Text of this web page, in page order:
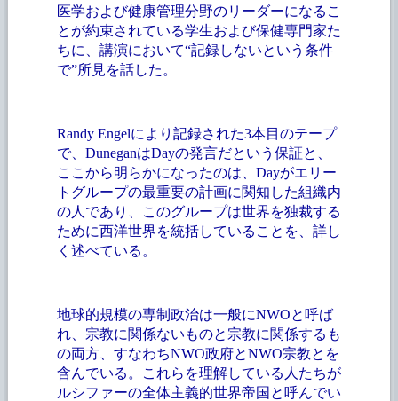
医学および健康管理分野のリーダーになるこ
とが約束されている学生および保健専門家た
ちに、講演において“記録しないという条件
で”所見を話した。
Randy Engelにより記録された3本目のテープ
で、DuneganはDayの発言だという保証と、
ここから明らかになったのは、Dayがエリー
トグループの最重要の計画に関知した組織内
の人であり、このグループは世界を独裁する
ために西洋世界を統括していることを、詳し
く述べている。
地球的規模の専制政治は一般にNWOと呼ば
れ、宗教に関係ないものと宗教に関係するも
の両方、すなわちNWO政府とNWO宗教とを
含んでいる。これらを理解している人たちが
ルシファーの全体主義的世界帝国と呼んでい